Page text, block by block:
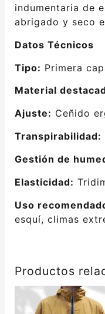
indumentaria de
abrigado y seco
Datos Técnicos
Tipo: Primera
Material
Ajuste: Ceñido
Transpirabilidad:
Gestión de
Elasticidad:
Uso
esquí, climas
Productos
Este
producto